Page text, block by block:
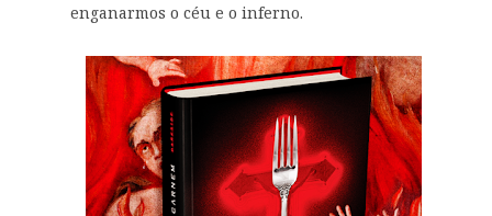
enganarmos o céu e o inferno.